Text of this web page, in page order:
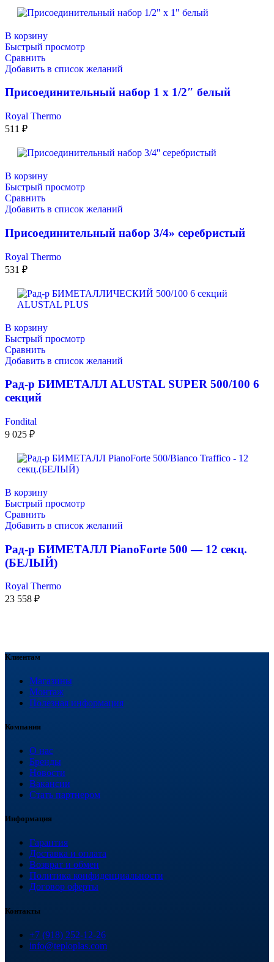
В корзину
Быстрый просмотр
Сравнить
Добавить в список желаний
Присоединительный набор 1 х 1/2″ белый
Royal Thermo
511 ₽
В корзину
Быстрый просмотр
Сравнить
Добавить в список желаний
Присоединительный набор 3/4» серебристый
Royal Thermo
531 ₽
В корзину
Быстрый просмотр
Сравнить
Добавить в список желаний
Рад-р БИМЕТАЛЛ ALUSTAL SUPER 500/100 6
секций
Fondital
9 025 ₽
В корзину
Быстрый просмотр
Сравнить
Добавить в список желаний
Рад-р БИМЕТАЛЛ PianoForte 500 — 12 секц.
(БЕЛЫЙ)
Royal Thermo
23 558 ₽
Клиентам
Магазины
Монтаж
Полезная информация
Компания
О нас
Бренды
Новости
Вакансии
Стать партнером
Информация
Гарантия
Доставка и оплата
Возврат и обмен
Политика конфиденциальности
Договор оферты
Контакты
+7 (918) 252-12-26
info@teploplas.com